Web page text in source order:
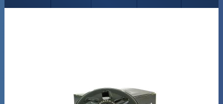
Kytkimen jouset